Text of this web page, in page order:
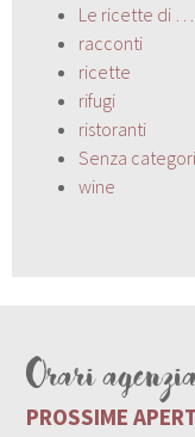
Le ricette di …
racconti
ricette
rifugi
ristoranti
Senza
wine
Orari
PROSSIME